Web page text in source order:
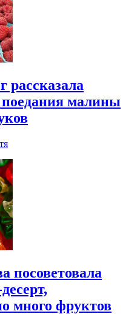
рассказала
поедания малины
посоветовала
много фруктов